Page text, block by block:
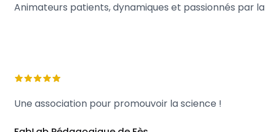
Animateurs patients, dynamiques et passionnés par
Une association pour promouvoir la science !